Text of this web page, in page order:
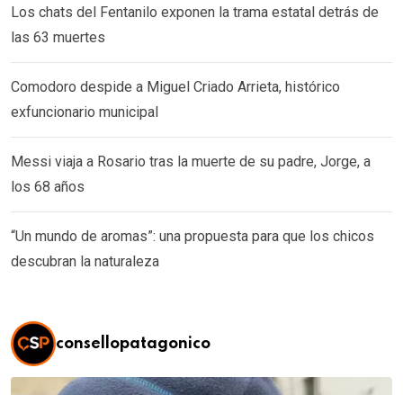
Los chats del Fentanilo exponen la trama estatal detrás de
las 63 muertes
Comodoro despide a Miguel Criado Arrieta, histórico
exfuncionario municipal
Messi viaja a Rosario tras la muerte de su padre, Jorge, a
los 68 años
“Un mundo de aromas”: una propuesta para que los chicos
descubran la naturaleza
consellopatagonico